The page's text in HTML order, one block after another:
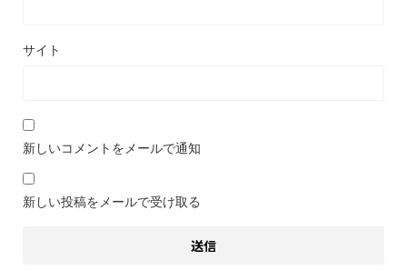
サイト
新しいコメントをメールで通知
新しい投稿をメールで受け取る